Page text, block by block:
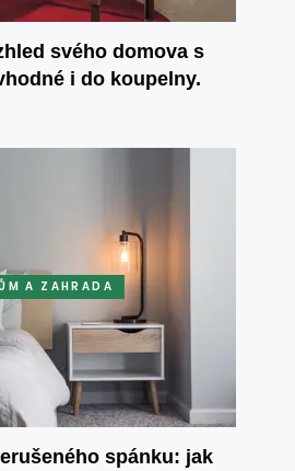
svého domova s
i do koupelny.
A ZAHRADA
spánku: jak